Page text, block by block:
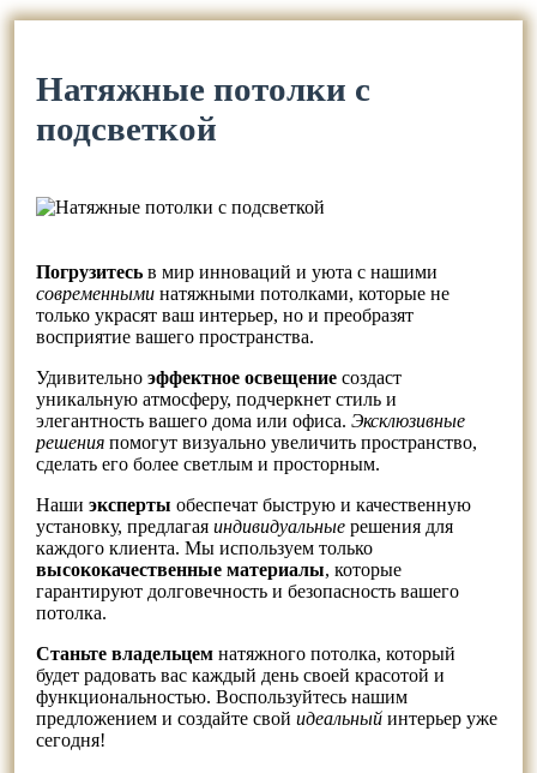
Натяжные потолки с
подсветкой
Погрузитесьв мир инноваций и уюта с нашими
современныминатяжными потолками, которые не
только украсят ваш интерьер, но и преобразят
восприятие вашего пространства.
Удивительно эффектное освещениесоздаст
уникальную атмосферу, подчеркнет стиль и
элегантность вашего дома или офиса. Эксклюзивные
решенияпомогут визуально увеличить пространство,
сделать его более светлым и просторным.
Наши эксперты обеспечат быструю и качественную
установку, предлагая индивидуальныерешения для
каждого клиента. Мы используем только
высококачественные материалы, которые
гарантируют долговечность и безопасность вашего
потолка.
Станьте владельцемнатяжного потолка, который
будет радовать вас каждый день своей красотой и
функциональностью. Воспользуйтесь нашим
предложением и создайте свой идеальныйинтерьер уже
сегодня!